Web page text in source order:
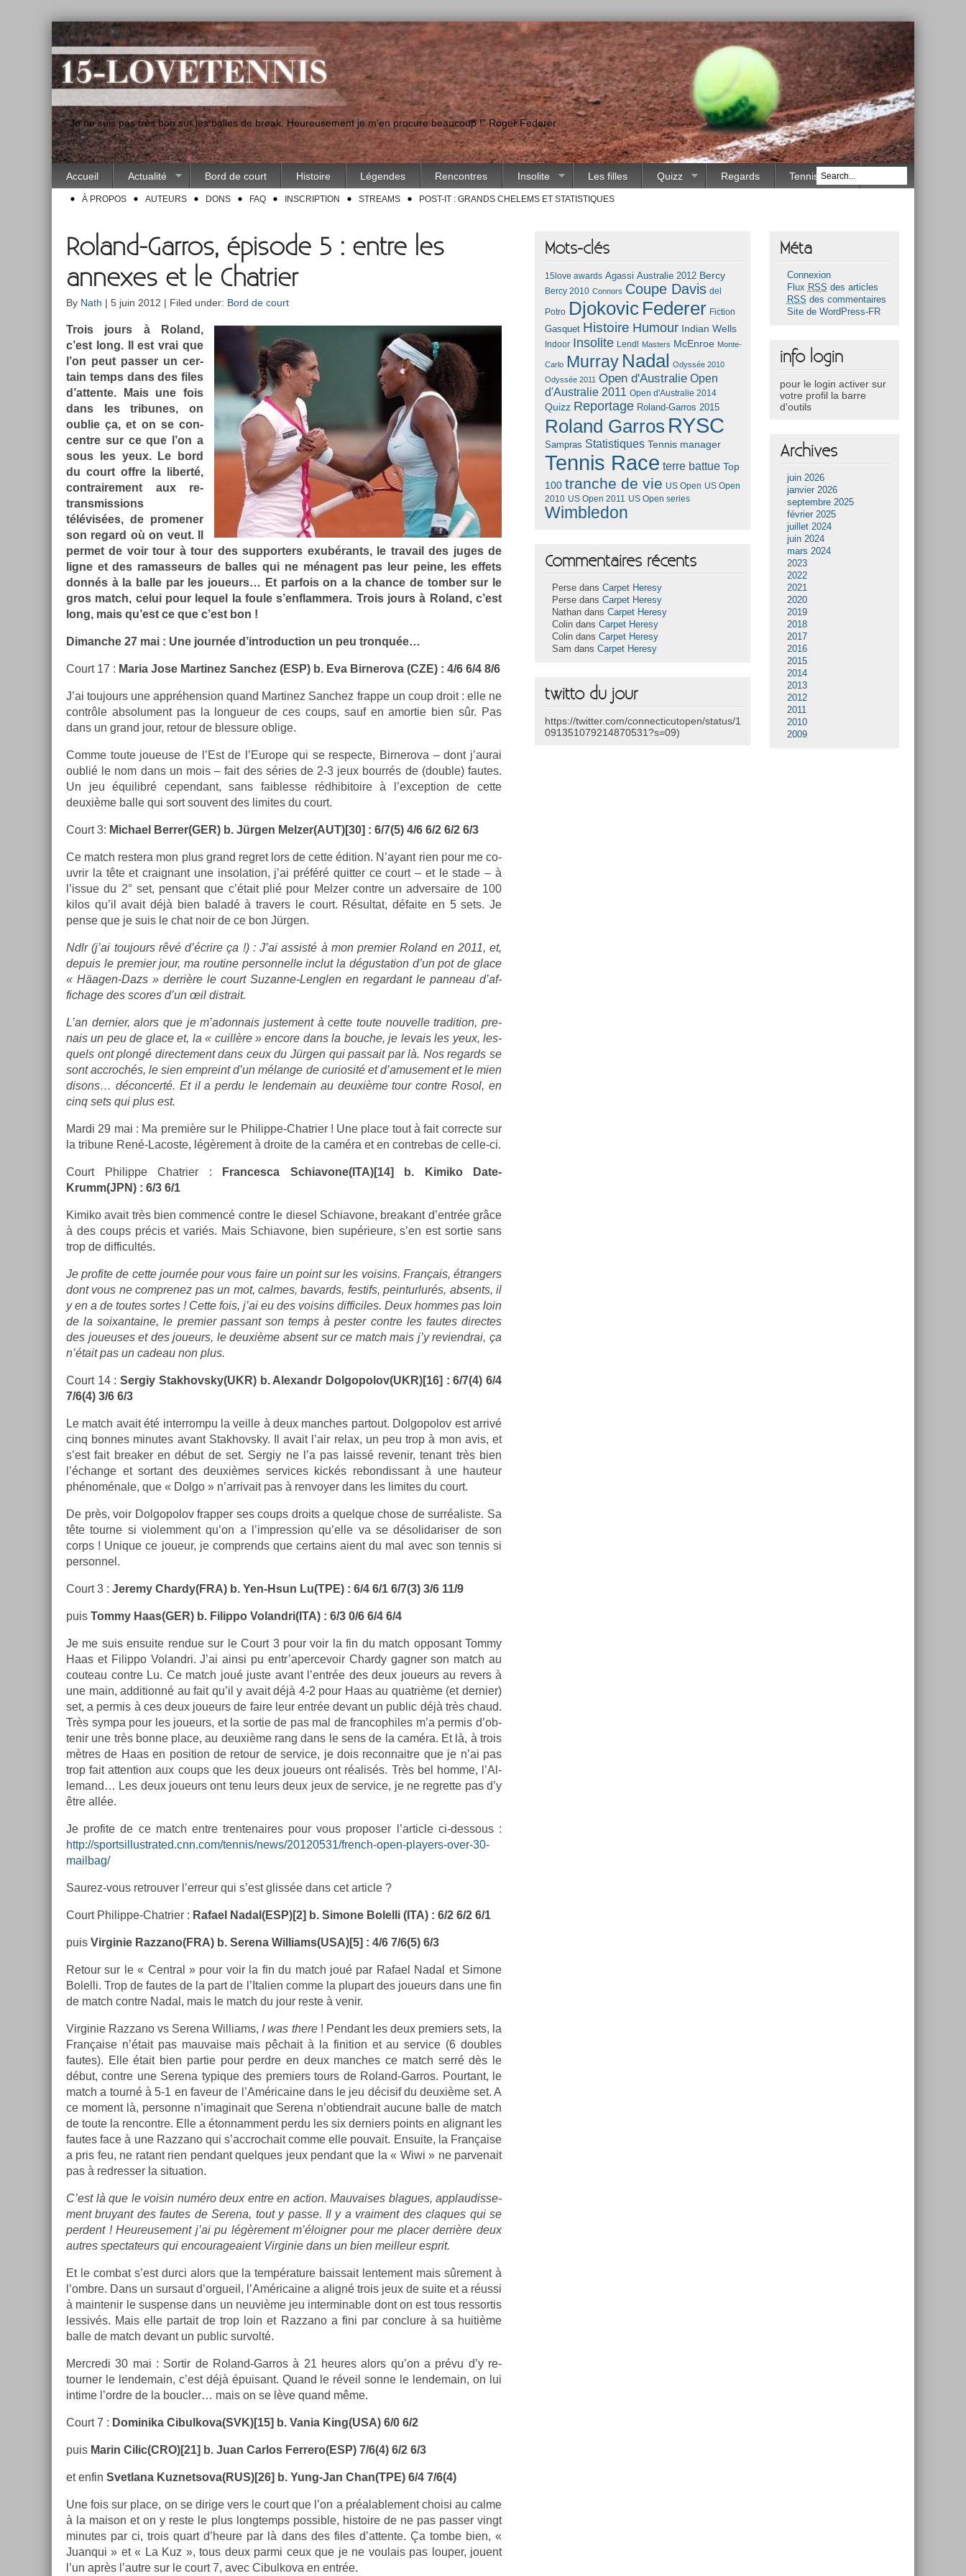
"Je ne suis pas très bon sur les balles de break. Heureusement je m'en procure beaucoup !" Roger Federer
Accueil Actualité Bord de court Histoire Légendes Rencontres Insolite Les filles Quizz Regards Tennis Race
À PROPOS AUTEURS DONS FAQ INSCRIPTION STREAMS POST-IT : GRANDS CHELEMS ET STATISTIQUES
Roland-Garros, épisode 5 : entre les
annexes et le Chatrier
By Nath | 5 juin 2012 | Filed under: Bord de court
Trois jours à Roland,
c’est long. Il est vrai que
l’on peut pass­er un cer­
tain temps dans des files
d’at­tente. Mais une fois
dans les tri­bunes, on
oub­lie ça, et on se con­
centre sur ce que l’on a
sous les yeux. Le bord
du court offre la li­berté,
contra­ire­ment aux re­
transmiss­ions
télévisées, de pro­men­er
son re­gard où on veut. Il
per­met de voir tour à tour des sup­port­ers exubérants, le travail des juges de
ligne et des ramas­seurs de bal­les qui ne ménagent pas leur peine, les ef­fets
donnés à la balle par les joueurs… Et par­fois on a la chan­ce de tomb­er sur le
gros match, celui pour lequel la foule s’enflam­mera. Trois jours à Roland, c’est
long, mais qu’est ce que c’est bon !
Di­manche 27 mai : Une journée d’introduc­tion un peu tron­quée…
Court 17 : Maria Jose Mar­tinez Sanchez (ESP) b. Eva Bi­rnerova (CZE) : 4/6 6/4 8/6
J’ai toujours une appréhens­ion quand Mar­tinez Sanchez frap­pe un coup droit : elle ne
contrôle ab­solu­ment pas la lon­gueur de ces coups, sauf en amor­tie bien sûr. Pas
dans un grand jour, re­tour de bles­sure ob­lige.
Comme toute joueuse de l’Est de l’Europe qui se re­spec­te, Bi­rnerova – dont j’aurai
oublié le nom dans un mois – fait des séries de 2-3 jeux bourrés de (doub­le) fautes.
Un jeu équilibré cepen­dant, sans faib­lesse rédhibitoire à l’ex­cep­tion de cette
deuxième balle qui sort souvent des li­mites du court.
Court 3: Mic­hael Be­rrer(G­ER) b. Jürgen Mel­zer(AUT)[30] : 6/7(5) 4/6 6/2 6/2 6/3
Ce match re­stera mon plus grand re­gret lors de cette édi­tion. N’ayant rien pour me co­
uv­rir la tête et craig­nant une in­sola­tion, j’ai préféré quitt­er ce court – et le stade – à
l’issue du 2° set, pen­sant que c’était plié pour Melz­er con­tre un ad­versaire de 100
kilos qu’il avait déjà bien baladé à trav­ers le court. Résul­tat, défaite en 5 sets. Je
pense que je suis le chat noir de ce bon Jürgen.
Ndlr (j’ai toujours rêvé d’écrire ça !) : J’ai as­s­isté à mon pre­mi­er Roland en 2011, et,
de­puis le pre­mi­er jour, ma routine per­son­nelle in­clut la dégus­ta­tion d’un pot de glace
« Häagen-Dazs » derrière le court Suzanne-Lenglen en re­gar­dant le pan­neau d’af­
fichage des scores d’un œil dis­trait.
L’an de­rni­er, alors que je m’adon­nais just­e­ment à cette toute nouvel­le tradi­tion, pre­
nais un peu de glace et, la « cuillère » en­core dans la bouc­he, je levais les yeux, les­
quels ont plongé di­rec­te­ment dans ceux du Jürgen qui pas­sait par là. Nos re­gards se
sont accrochés, le sien em­preint d’un mélange de curiosité et d’amuse­ment et le mien
dis­ons… décon­certé. Et il a perdu le len­demain au deuxième tour con­tre Rosol, en
cinq sets qui plus est.
Mardi 29 mai : Ma première sur le Philippe-Chatrier ! Une place tout à fait cor­rec­te sur
la tri­bune René-Lacoste, légère­ment à droite de la caméra et en con­trebas de celle-ci.
Court Philip­pe Chat­ri­er :
Fran­cesca Schiavone(ITA)[14] b. Kimiko Date-
Krumm(JPN) : 6/3 6/1
Kimiko avait très bien com­mencé con­tre le di­esel Schiavone, breakant d’entrée grâce
à des coups précis et variés. Mais Schiavone, bien sup­érieure, s’en est sor­tie sans
trop de dif­ficultés.
Je pro­fite de cette journée pour vous faire un point sur les voisins. Français, étrang­ers
dont vous ne com­prenez pas un mot, cal­mes, bavards, fes­tifs, pein­turlurés, ab­sents, il
y en a de toutes sor­tes ! Cette fois, j’ai eu des voisins dif­ficiles. Deux hom­mes pas loin
de la soixan­taine, le pre­mi­er pas­sant son temps à pest­er con­tre les fautes di­rec­tes
des joueuses et des joueurs, le deuxième ab­sent sur ce match mais j’y re­viendrai, ça
n’était pas un cadeau non plus.
Court 14 :Ser­giy Stak­hovsky(UKR) b. Al­exandr Dol­gopolov­(UKR)[16] : 6/7(4) 6/4
7/6(4) 3/6 6/3
Le match avait été in­ter­rompu la veil­le à deux man­ches par­tout. Dol­gopolov est arrivé
cinq bon­nes minutes avant Stak­hovsky. Il avait l’air relax, un peu trop à mon avis, et
s’est fait break­er en début de set. Ser­giy ne l’a pas laissé re­venir, tenant très bien
l’échan­ge et sor­tant des deuxièmes ser­vices kickés re­bon­dissant à une hauteur
phénoménale, que « Dolgo » n’ar­rivait pas à re­nvoy­er dans les li­mites du court.
De près, voir Dol­gopolov frapp­er ses coups droits a quel­que chose de sur­réalis­te. Sa
tête tour­ne si violem­ment qu’on a l’impress­ion qu’elle va se désolidaris­er de son
corps ! Uni­que ce joueur, je com­prends que cer­tains aient du mal avec son ten­nis si
per­son­nel.
Court 3 : Jeremy Char­dy(FRA) b. Yen-Hsun Lu(TPE) : 6/4 6/1 6/7(3) 3/6 11/9
puis Tommy Haas(GER) b. Filip­po Volandri(ITA) : 6/3 0/6 6/4 6/4
Je me suis en­suite re­ndue sur le Court 3 pour voir la fin du match op­posant Tommy
Haas et Filip­po Volandri. J’ai ainsi pu en­tr’aper­cevoir Char­dy gagn­er son match au
co­uteau con­tre Lu. Ce match joué juste avant l’entrée des deux joueurs au re­v­ers à
une main, ad­ditionné au fait qu’il y avait déjà 4-2 pour Haas au quat­rième (et de­rni­er)
set, a per­mis à ces deux joueurs de faire leur entrée de­vant un pub­lic déjà très chaud.
Très sympa pour les joueurs, et la sor­tie de pas mal de fran­cophiles m’a per­mis d’ob­
tenir une très bonne place, au deuxième rang dans le sens de la caméra. Et là, à trois
mètres de Haas en posi­tion de re­tour de ser­vice, je dois re­con­nait­re que je n’ai pas
trop fait at­ten­tion aux coups que les deux joueurs ont réalisés. Très bel homme, l’Al­
lemand… Les deux joueurs ont tenu leurs deux jeux de ser­vice, je ne re­gret­te pas d’y
être allée.
Je pro­fite de ce match entre tren­tenaires pour vous pro­pos­er l’ar­ticle ci-dessous :
http://sportsillustrated.cnn.com/tennis/news/20120531/french-open-players-over-30-
mailbag/
Saurez-vous retro­uv­er l’er­reur qui s’est glissée dans cet ar­ticle ?
Court Philippe-Chatrier : Rafael Nadal(ESP)[2] b. Simone Bolel­li (ITA) : 6/2 6/2 6/1
puis Vir­ginie Raz­zano(FRA) b. Serena Wil­liams(USA)[5] : 4/6 7/6(5) 6/3
Re­tour sur le « Centr­al » pour voir la fin du match joué par Rafael Nadal et Simone
Bolel­li. Trop de fautes de la part de l’Itali­en comme la plupart des joueurs dans une fin
de match con­tre Nadal, mais le match du jour reste à venir.
Vir­ginie Raz­zano vs Serena Wil­liams, I was there! Pen­dant les deux pre­mi­ers sets, la
Française n’était pas mauva­ise mais pêchait à la fin­i­tion et au ser­vice (6 doub­les
fautes). Elle était bien par­tie pour per­dre en deux man­ches ce match serré dès le
début, con­tre une Serena typique des pre­mi­ers tours de Roland-Garros. Pour­tant, le
match a tourné à 5-1 en faveur de l’Américaine dans le jeu décisif du deuxième set. A
ce mo­ment là, per­son­ne n’imaginait que Serena n’ob­tiendrait aucune balle de match
de toute la re­ncontre. Elle a éton­nam­ment perdu les six de­rni­ers points en al­ig­nant les
fautes face à une Raz­zano qui s’accroc­hait comme elle pouvait. En­suite, la Française
a pris feu, ne ratant rien pen­dant quel­ques jeux pen­dant que la « Wiwi » ne par­venait
pas à re­dress­er la situa­tion.
C’est là que le voisin numéro deux entre en ac­tion. Mauvaises blagues, applaudis­se­
ment bruyant des fautes de Serena, tout y passe. Il y a vrai­ment des claques qui se
per­dent ! Heureuse­ment j’ai pu légère­ment m’éloign­er pour me plac­er derrière deux
aut­res spec­tateurs qui en­courageaient Vir­ginie dans un bien meil­leur esprit.
Et le com­bat s’est durci alors que la tempéra­ture bais­sait len­te­ment mais sûre­ment à
l’ombre. Dans un sur­saut d’or­gueil, l’Américaine a aligné trois jeux de suite et a réussi
à main­tenir le sus­pen­se dans un neuvième jeu in­ter­min­able dont on est tous re­ssor­tis
les­sivés. Mais elle par­tait de trop loin et Raz­zano a fini par con­clure à sa huitième
balle de match de­vant un pub­lic sur­volté.
Mercredi 30 mai : Sor­tir de Roland-Garros à 21 heures alors qu’on a prévu d’y re­
tourn­er le len­demain, c’est déjà épuisant. Quand le réveil sonne le len­demain, on lui
in­time l’ordre de la boucl­er… mais on se lève quand même.
Court 7 : Dominika Cibul­kova(SVK)[15] b. Vania King(USA) 6/0 6/2
puis Marin Cilic(CRO)[21] b. Juan Car­los Fer­rero(ESP) 7/6(4) 6/2 6/3
et enfin Svet­lana Kuz­netsova(­RUS)[26] b. Yung-Jan Chan(TPE) 6/4 7/6(4)
Une fois sur place, on se di­rige vers le court que l’on a préalab­le­ment choisi au calme
à la maison et on y reste le plus longtemps pos­sible, his­toire de ne pas pass­er vingt
minutes par ci, trois quart d’heure par là dans des files d’at­tente. Ça tombe bien, «
Juan­qui » et « La Kuz », tous deux parmi ceux que je ne voulais pas loup­er, jouent
l’un après l’autre sur le court 7, avec Cibul­kova en entrée.
Mots-clés
15love awards Agassi Australie 2012 Bercy
Bercy 2010 Connors Coupe Davis del
Potro Djokovic Federer Fiction
Gasquet Histoire Humour Indian Wells
Indoor Insolite Lendl Masters McEnroe Monte-
Carlo Murray Nadal
Odyssée 2010
Odyssée 2011 Open d'Australie Open
d'Australie 2011 Open d'Australie 2014
Quizz Reportage Roland-Garros 2015
Roland Garros RYSC
Sampras Statistiques Tennis manager
Tennis Race terre battue Top
100 tranche de vie US Open US Open
2010 US Open 2011 US Open series
Wimbledon
Commentaires récents
Perse dansCarpet Heresy
Perse dansCarpet Heresy
Nathan dansCarpet Heresy
Colin dansCarpet Heresy
Colin dansCarpet Heresy
Sam dansCarpet Heresy
twitto du jour
https://twitter.com/connecticutopen/status/1
091351079214870531?s=09)
Méta
Connexion
Flux RSS des articles
RSS des commentaires
Site de WordPress-FR
info login
pour le login activer sur
votre profil la barre
d'outils
Archives
juin 2026
janvier 2026
septembre 2025
février 2025
juillet 2024
juin 2024
mars 2024
2023
2022
2021
2020
2019
2018
2017
2016
2015
2014
2013
2012
2011
2010
2009